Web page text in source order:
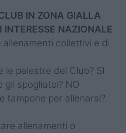
IN ZONA GIALLA
INTERESSE NAZIONALE
allenamenti collettivi e di
le palestre del Club? SI
gli spogliatoi? NO
tampone per allenarsi?
allenamenti o